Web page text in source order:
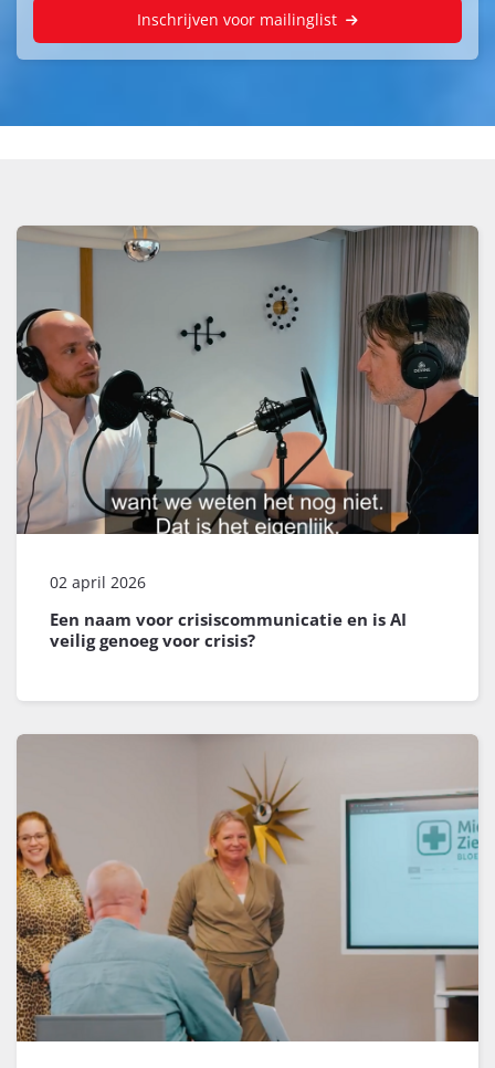
Inschrijven voor mailinglist
Een naam voor crisiscommunicatie en is AI
veilig genoeg voor crisis?
02 april 2026